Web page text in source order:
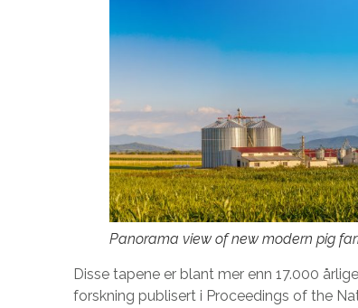
Panorama view of new modern pig
Disse tapene er blant mer enn 17.000
forskning publisert i Proceedings of the